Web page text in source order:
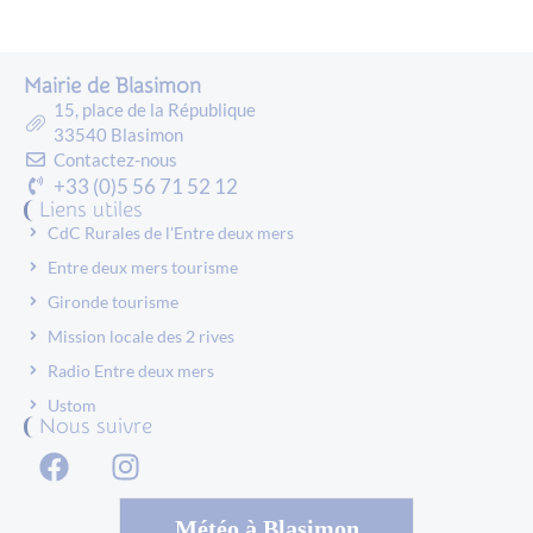
Mairie de Blasimon
15, place de la République
33540 Blasimon
Contactez-nous
+33 (0)5 56 71 52 12
Liens utiles
CdC Rurales de l'Entre deux mers
Entre deux mers tourisme
Gironde tourisme
Mission locale des 2 rives
Radio Entre deux mers
Ustom
Nous suivre